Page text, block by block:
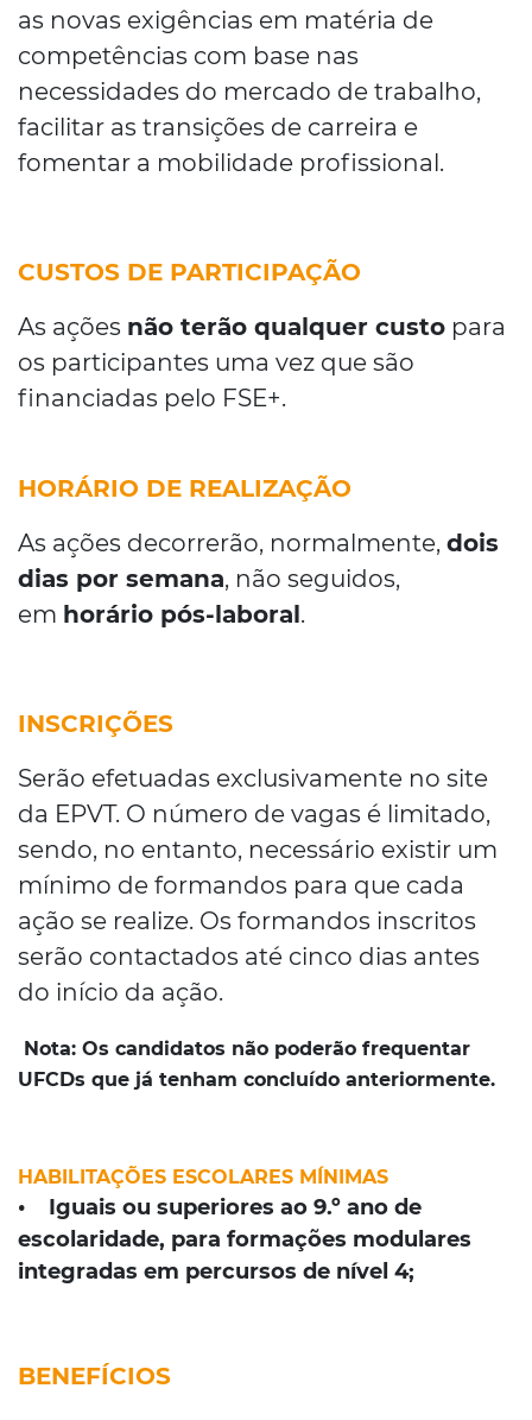
as novas exigências em matéria de
competências com base nas
necessidades do mercado de trabalho,
facilitar as transições de carreira e
fomentar a mobilidade profissional.
CUSTOS DE PARTICIPAÇÃO
As ações não terão qualquer custo para
os participantes uma vez que são
financiadas pelo FSE+.
HORÁRIO DE REALIZAÇÃO
As ações decorrerão, normalmente, dois
dias por semana, não seguidos,
em horário pós-laboral.
INSCRIÇÕES
Serão efetuadas exclusivamente no site
da EPVT. O número de vagas é limitado,
sendo, no entanto, necessário existir um
mínimo de formandos para que cada
ação se realize. Os formandos inscritos
serão contactados até cinco dias antes
do início da ação.
Nota: Os candidatos não poderão frequentar
UFCDs que já tenham concluído anteriormente.
HABILITAÇÕES ESCOLARES MÍNIMAS
• Iguais ou superiores ao 9.º ano de
escolaridade, para formações modulares
integradas em percursos de nível 4;
BENEFÍCIOS